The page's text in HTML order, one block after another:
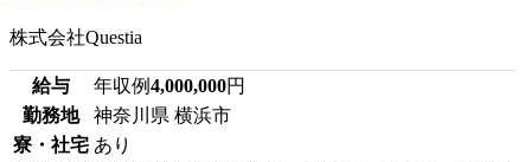
株式会社Questia
給与 年収例4,000,000円
勤務地
神奈川県 横浜市
寮・社宅 あり